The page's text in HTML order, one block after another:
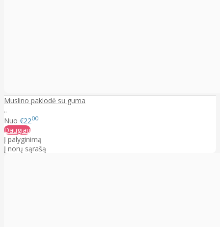
Muslino paklodė su guma
..
Nuo €2200
Daugiau
Į palyginimą
Į norų sąrašą